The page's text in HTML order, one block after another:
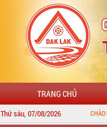
TRANG CHỦ
Thứ sáu, 07/08/2026CHÀO MỪNG ĐẾN